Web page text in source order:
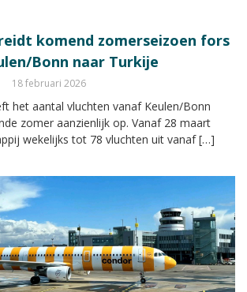
komend zomerseizoen fors
Bonn naar Turkije
18 februari 2026
het aantal vluchten vanaf Keulen/Bonn
zomer aanzienlijk op. Vanaf 28 maart
wekelijks tot 78 vluchten uit vanaf […]